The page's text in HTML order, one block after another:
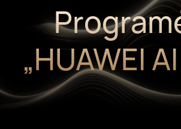
„HUAWEI